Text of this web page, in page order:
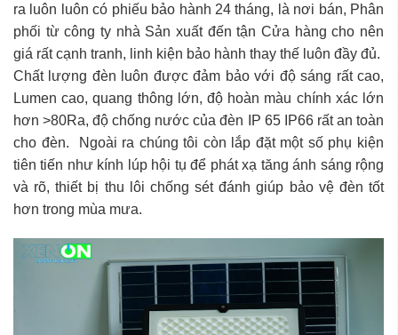
ra luôn luôn có phiếu bảo hành 24 tháng, là nơi bán, Phân
phối từ công ty nhà Sản xuất đến tận Cửa hàng cho nên
giá rất cạnh tranh, linh kiện bảo hành thay thế luôn đầy đủ.
Chất lượng đèn luôn được đảm bảo với độ sáng rất cao,
Lumen cao, quang thông lớn, độ hoàn màu chính xác lớn
hơn >80Ra, độ chống nước của đèn IP 65 IP66 rất an toàn
cho đèn. Ngoài ra chúng tôi còn lắp đặt một số phụ kiện
tiên tiến như kính lúp hội tụ để phát xạ tăng ánh sáng rộng
và rõ, thiết bị thu lôi chống sét đánh giúp bảo vệ đèn tốt
hơn trong mùa mưa.